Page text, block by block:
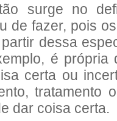
surge no
de fazer, pois
dessa
é própria
certa ou
tratamento
dar coisa certa.